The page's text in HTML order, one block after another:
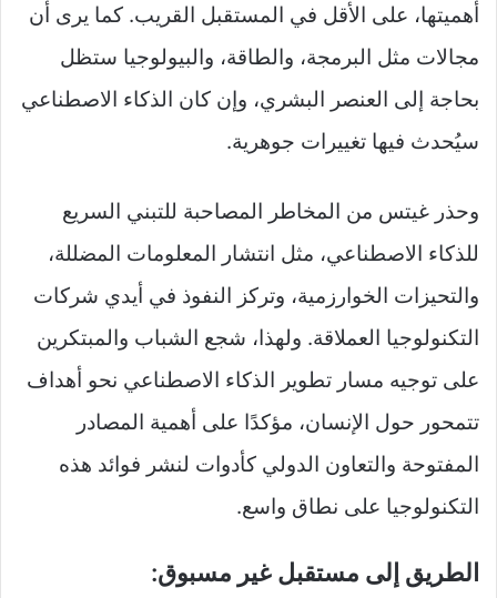
أهميتها، على الأقل في المستقبل القريب. كما يرى أن
مجالات مثل البرمجة، والطاقة، والبيولوجيا ستظل
بحاجة إلى العنصر البشري، وإن كان الذكاء الاصطناعي
سيُحدث فيها تغييرات جوهرية.
وحذر غيتس من المخاطر المصاحبة للتبني السريع
للذكاء الاصطناعي، مثل انتشار المعلومات المضللة،
والتحيزات الخوارزمية، وتركز النفوذ في أيدي شركات
التكنولوجيا العملاقة. ولهذا، شجع الشباب والمبتكرين
على توجيه مسار تطوير الذكاء الاصطناعي نحو أهداف
تتمحور حول الإنسان، مؤكدًا على أهمية المصادر
المفتوحة والتعاون الدولي كأدوات لنشر فوائد هذه
التكنولوجيا على نطاق واسع.
الطريق إلى مستقبل غير مسبوق: